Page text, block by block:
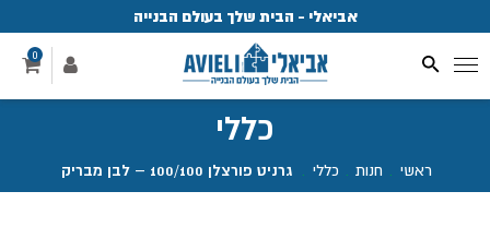
אביאלי - הבית שלך בעולם הבנייה
0
כללי
ראשי חנות כללי גרניט פורצלן 100/100 – לבן מבריק